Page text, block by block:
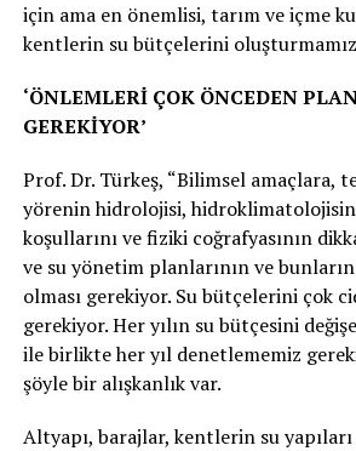
için ama en önemlisi, tarım ve içme
kentlerin su bütçelerini
‘ÖNLEMLERİ ÇOK ÖNCEDEN
GEREKİYOR’
Prof. Dr. Türkeş, “Bilimsel amaçlara,
yörenin hidrolojisi,
koşullarını ve fiziki coğrafyasının
ve su yönetim planlarının ve
olması gerekiyor. Su bütçelerini çok
gerekiyor. Her yılın su bütçesini
ile birlikte her yıl denetlememiz
şöyle bir alışkanlık var.
Altyapı, barajlar, kentlerin su